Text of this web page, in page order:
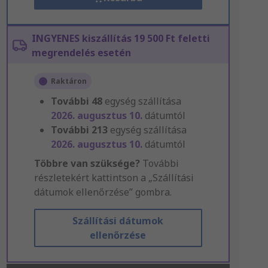
INGYENES kiszállítás 19 500 Ft feletti
megrendelés esetén
Raktáron
További 48 egység szállítása
2026. augusztus 10. dátumtól
További 213 egység szállítása
2026. augusztus 10. dátumtól
Többre van szüksége? További
részletekért kattintson a „Szállítási
dátumok ellenőrzése” gombra.
Szállítási dátumok
ellenőrzése